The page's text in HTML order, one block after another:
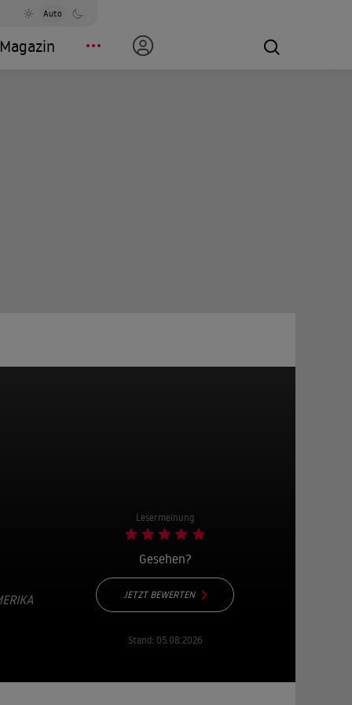
Auto
Magazin
Lesermeinung
Gesehen?
JETZT BEWERTEN
Stand: 05.08.2026